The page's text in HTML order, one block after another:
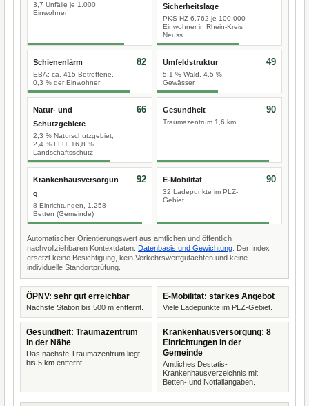
3,7 Unfälle je 1.000
Einwohner
Sicherheitslage
PKS-HZ 6.762 je 100.000
Einwohner in Rhein-Kreis
Neuss
Schienenlärm
EBA: ca. 415 Betroffene,
0,3 % der Einwohner
82 Umfeldstruktur
5,1 % Wald, 4,5 %
Gewässer
49
Natur- und
Schutzgebiete
2,3 % Naturschutzgebiet,
2,4 % FFH, 16,8 %
Landschaftsschutz
66 Gesundheit
Traumazentrum 1,6 km
90
Krankenhausversorgun
g
8 Einrichtungen, 1.258
Betten (Gemeinde)
92 E-Mobilität
32 Ladepunkte im PLZ-
Gebiet
90
Automatischer Orientierungswert aus amtlichen und öffentlich
nachvollziehbaren Kontextdaten. Datenbasis und Gewichtung . Der Index
ersetzt keine Besichtigung, kein Verkehrswertgutachten und keine
individuelle Standortprüfung.
ÖPNV: sehr gut erreichbar
Nächste Station bis 500 m entfernt.
E-Mobilität: starkes Angebot
Viele Ladepunkte im PLZ-Gebiet.
Gesundheit: Traumazentrum
in der Nähe
Das nächste Traumazentrum liegt
bis 5 km entfernt.
Krankenhausversorgung: 8
Einrichtungen in der
Gemeinde
Amtliches Destatis-
Krankenhausverzeichnis mit
Betten- und Notfallangaben.